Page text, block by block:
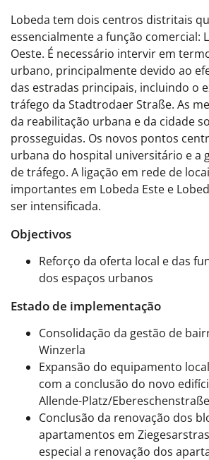
Lobeda tem dois centros distritais
essencialmente a função comercial:
Oeste. É necessário intervir em
urbano, principalmente devido ao
das estradas principais, incluindo o
tráfego da Stadtrodaer Straße. As
da reabilitação urbana e da cidade
prosseguidas. Os novos pontos
urbana do hospital universitário e a
de tráfego. A ligação em rede de
importantes em Lobeda Este e
ser intensificada.
Objectivos
Reforço da oferta local e das
dos espaços urbanos
Estado de implementação
Consolidação da gestão de
Winzerla
Expansão do equipamento
com a conclusão do novo
Allende-Platz/
Conclusão da renovação dos
apartamentos em
especial a renovação dos